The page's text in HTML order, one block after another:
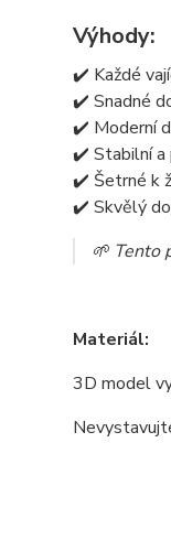
Výhody:
✔️ Každé
✔️ Snadné
✔️ Moderní
✔️ Stabilní a
✔️ Šetrné k
✔️ Skvělý
🌱 Tento
Materiál:
3D model